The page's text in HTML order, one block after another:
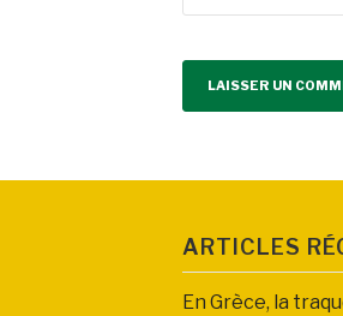
ARTICLES
En Grèce, la